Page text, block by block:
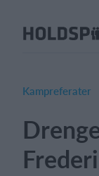
Om
Kampreferater